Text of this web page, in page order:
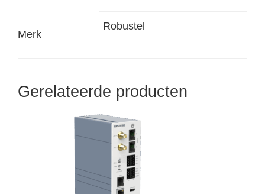
Merk
Robustel
Gerelateerde producten